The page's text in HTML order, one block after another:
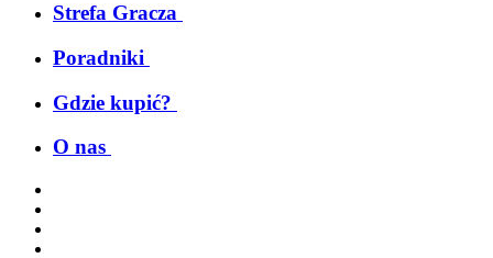
Strefa Gracza
Poradniki
Gdzie kupić?
O nas